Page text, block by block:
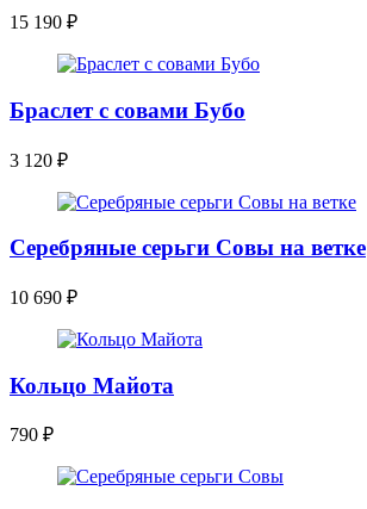
15 190 ₽
Браслет с совами Бубо
3 120 ₽
Серебряные серьги Совы на ветке
10 690 ₽
Кольцо Майота
790 ₽